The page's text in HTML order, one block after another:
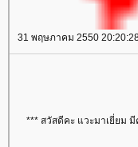
31 พฤษภาคม 2550
*** สวัสดีคะ แวะมาเยี่ยม